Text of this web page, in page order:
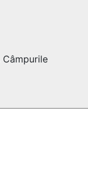
Câmpurile